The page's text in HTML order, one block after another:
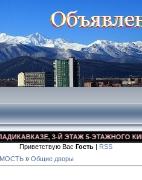
3-Й ЭТАЖ 5-ЭТАЖНОГО
Приветствую Вас Гость | RSS
» Общие дворы